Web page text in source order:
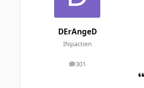
DErAngeD
INpactien
301
messages